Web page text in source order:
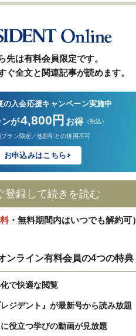
先は有料会員限定です。
ぐ全文と関連記事が読めます。
の入会応援キャンペーン実施中
が4,800円 お得 （税込）
ラン限定／他割引との併用不可
お申込みはこちら
登録して続きを読む
・無料期間内はいつでも解約可）
ンライン有料会員の4つの特典
で快適な閲覧
ジデント』が最新号から読み放題
役立つ学びの動画が見放題